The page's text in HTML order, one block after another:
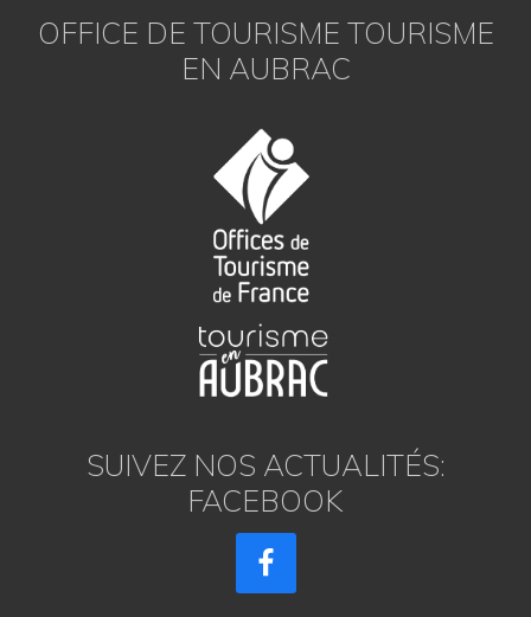
OFFICE DE TOURISME TOURISME
EN AUBRAC
SUIVEZ NOS ACTUALITÉS:
FACEBOOK